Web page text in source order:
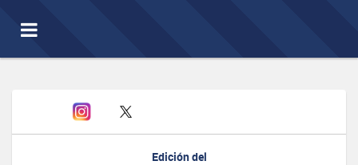
Toggle
navigation
Edición del